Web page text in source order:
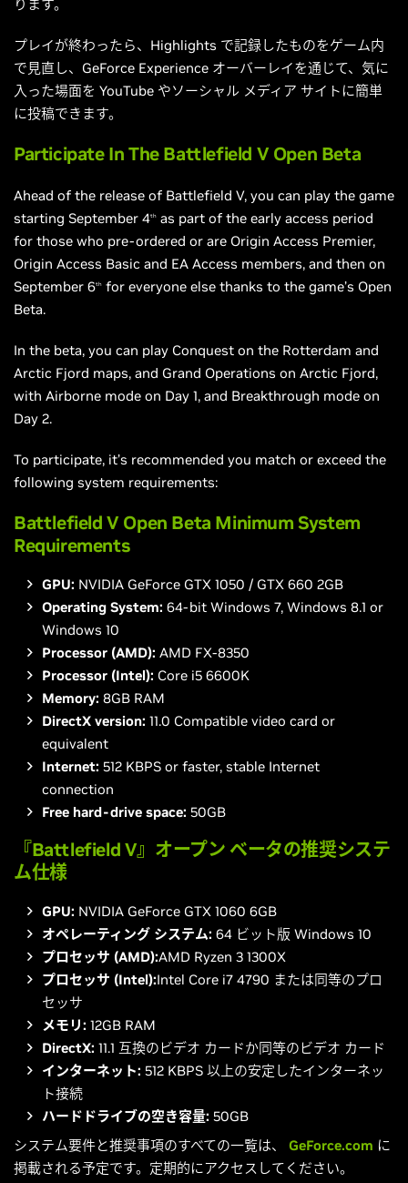
ります。
プレイが終わったら、Highlights で記録したものをゲーム内
で見直し、GeForce Experience オーバーレイを通じて、気に
入った場面を YouTube やソーシャル メディア サイトに簡単
に投稿できます。
Participate In The Battlefield V Open Beta
Ahead of the release of Battlefield V, you can play the game
starting September 4th as part of the early access period
for those who pre-ordered or are Origin Access Premier,
Origin Access Basic and EA Access members, and then on
September 6th for everyone else thanks to the game’s Open
Beta.
In the beta, you can play Conquest on the Rotterdam and
Arctic Fjord maps, and Grand Operations on Arctic Fjord,
with Airborne mode on Day 1, and Breakthrough mode on
Day 2.
To participate, it’s recommended you match or exceed the
following system requirements:
Battlefield V Open Beta Minimum System
Requirements
GPU: NVIDIA GeForce GTX 1050 / GTX 660 2GB
Operating System: 64-bit Windows 7, Windows 8.1 or
Windows 10
Processor (AMD): AMD FX-8350
Processor (Intel): Core i5 6600K
Memory: 8GB RAM
DirectX version: 11.0 Compatible video card or
equivalent
Internet: 512 KBPS or faster, stable Internet
connection
Free hard-drive space: 50GB
『Battlefield V』オープン ベータの推奨システ
ム仕様
GPU: NVIDIA GeForce GTX 1060 6GB
オペレーティング システム: 64 ビット版 Windows 10
プロセッサ (AMD):AMD Ryzen 3 1300X
プロセッサ (Intel):Intel Core i7 4790 または同等のプロ
セッサ
メモリ: 12GB RAM
DirectX: 11.1 互換のビデオ カードか同等のビデオ カード
インターネット: 512 KBPS 以上の安定したインターネッ
ト接続
ハードドライブの空き容量: 50GB
システム要件と推奨事項のすべての一覧は、 GeForce.com に
掲載される予定です。定期的にアクセスしてください。